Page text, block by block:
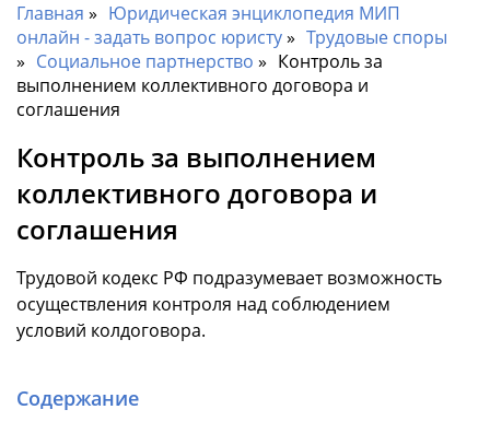
Главная
Юридическая энциклопедия МИП
онлайн - задать вопрос юристу
Трудовые споры
Социальное партнерство
Контроль за
выполнением коллективного договора и
соглашения
Контроль за выполнением
коллективного договора и
соглашения
Трудовой кодекс РФ подразумевает возможность
осуществления контроля над соблюдением
условий колдоговора.
Содержание